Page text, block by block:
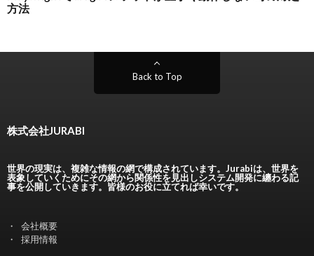
Back to Top
株式会社JURABI
世界の現実は、複雑な情報の網で構成されています。Jurabiは、世界を
表象していくためにその網から関係性を見出しシステム開発に纏わる記
事を公開していきます。皆様のお役に立てれば幸いです。
会社概要
採用情報